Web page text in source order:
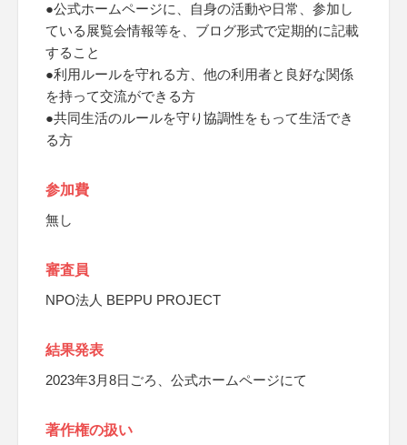
●公式ホームページに、自身の活動や日常、参加し
ている展覧会情報等を、ブログ形式で定期的に記載
すること
●利用ルールを守れる方、他の利用者と良好な関係
を持って交流ができる方
●共同生活のルールを守り協調性をもって生活でき
る方
参加費
無し
審査員
NPO法人 BEPPU PROJECT
結果発表
2023年3月8日ごろ、公式ホームページにて
著作権の扱い